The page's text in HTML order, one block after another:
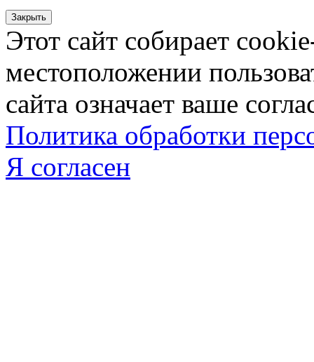
Закрыть
Этот сайт собирает
местоположении
сайта означает ваше
Политика обработки
Я согласен